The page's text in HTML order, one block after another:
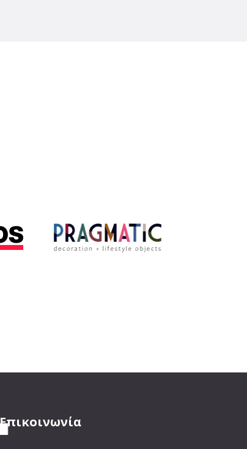
Επικοινωνία